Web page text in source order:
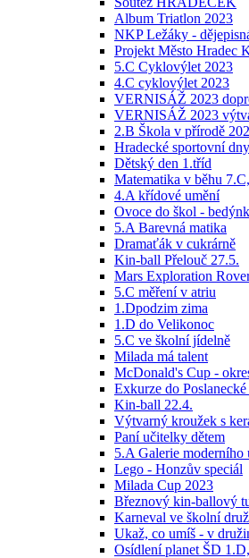
Album Triatlon 2023
NKP Ležáky -
Projekt Město Hradec
5.C Cyklovýlet 2023
4.C cyklovýlet 2023
VERNISÁŽ 2023
VERNISÁŽ 2023
2.B Škola v přírodě
Hradecké sportovní
Dětský den 1.tříd
Matematika v běhu
4.A křídové umění
Ovoce do škol -
5.A Barevná matika
Dramaťák v cukrárně
Kin-ball Přelouč 27.5.
Mars Exploration
5.C měření v atriu
1.Dpodzim zima
1.D do Velikonoc
5.C ve školní jídelně
Milada má talent
McDonald's Cup -
Exkurze do
Kin-ball 22.4.
Výtvarný kroužek s
Paní učitelky dětem
5.A Galerie moderního
Lego - Honzův speciál
Milada Cup 2023
Březnový kin-ballový
Karneval ve školní
Ukaž, co umíš - v
Osídlení planet ŠD